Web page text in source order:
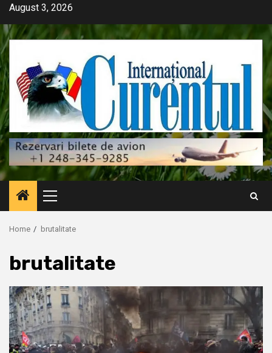
Skip
content
August 3, 2026
Primary
Menu
Home brutalitate
brutalitate